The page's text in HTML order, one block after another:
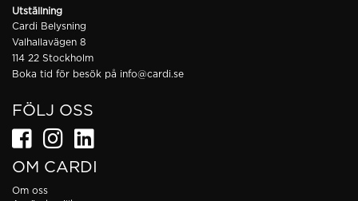
Utställning
Cardi Belysning
Valhallavägen 8
114 22 Stockholm
Boka tid för besök på info@cardi.se
FÖLJ OSS
OM CARDI
Om oss